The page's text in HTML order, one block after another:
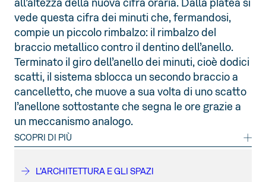
all’altezza della nuova cifra oraria. Dalla platea si
vede questa cifra dei minuti che, fermandosi,
compie un piccolo rimbalzo: il rimbalzo del
braccio metallico contro il dentino dell’anello.
Terminato il giro dell’anello dei minuti, cioè dodici
scatti, il sistema sblocca un secondo braccio a
cancelletto, che muove a sua volta di uno scatto
l’anellone sottostante che segna le ore grazie a
un meccanismo analogo.
SCOPRI DI PIÙ
questo marchingegno cronografico a sedici
L’ARCHITETTURA E GLI SPAZI